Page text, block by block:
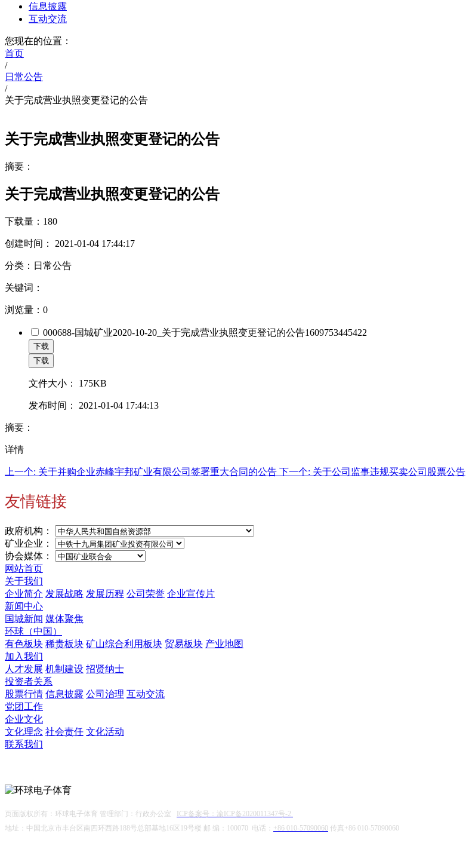
信息披露
互动交流
您现在的位置：
首页
/
日常公告
/
关于完成营业执照变更登记的公告
关于完成营业执照变更登记的公告
摘要：
关于完成营业执照变更登记的公告
下载量： 180
创建时间： 2021-01-04 17:44:17
分类： 日常公告
关键词：
浏览量： 0
000688-国城矿业2020-10-20_关于完成营业执照变更登记的公告1609753445422
下载
下载
文件大小： 175KB
发布时间： 2021-01-04 17:44:13
摘要：
详情
上一个: 关于并购企业赤峰宇邦矿业有限公司签署重大合同的公告 下一个: 关于公司监事违规买卖公司股票公告
友情链接
政府机构：
矿业企业：
协会媒体：
网站首页
关于我们
企业简介 发展战略 发展历程 公司荣誉 企业宣传片
新闻中心
国城新闻 媒体聚焦
环球（中国）
有色板块 稀贵板块 矿山综合利用板块 贸易板块 产业地图
加入我们
人才发展 机制建设 招贤纳士
投资者关系
股票行情 信息披露 公司治理 互动交流
党团工作
企业文化
文化理念 社会责任 文化活动
联系我们
页面版权所有：环球电子体育 管理部门：行政办公室
ICP备案号：渝ICP备2020011347号-2
地址：中国北京市丰台区南四环西路188号总部基地16区19号楼 邮 编：100070 电话： +86 010-57090060 传真+86 010-57090060